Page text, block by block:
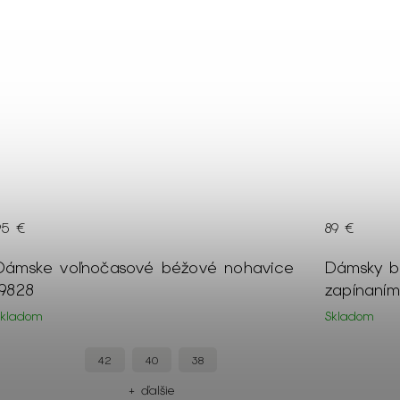
voľnočasové béžové nohavice
€
42 40 38
+ ďalšie
Dámsky
Skladom
89 €